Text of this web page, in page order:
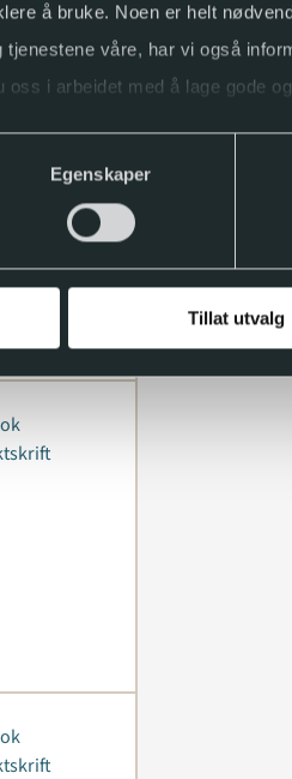
å bruke. Noen er helt
tjenestene våre, har vi også
oss i arbeidet med å lage gode
Egenskaper
Tillat utvalg